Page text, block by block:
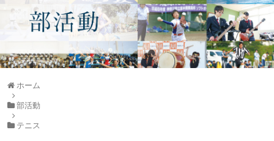
ホーム
部活動
テニス